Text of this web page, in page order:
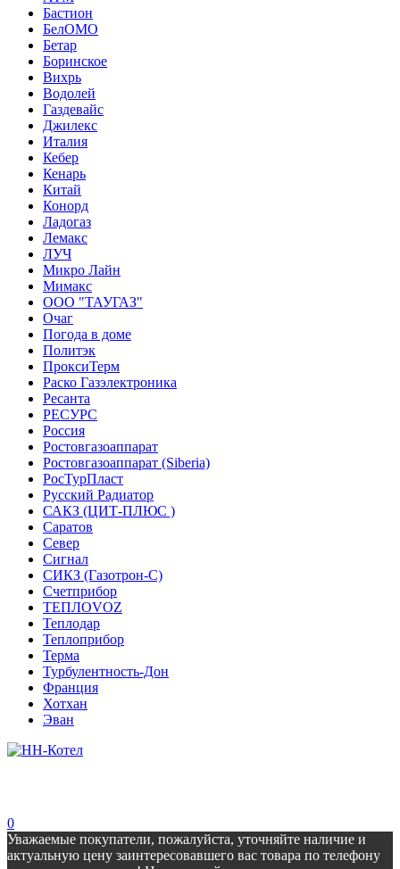
Бастион
БелОМО
Бетар
Боринское
Вихрь
Водолей
Газдевайс
Джилекс
Италия
Кебер
Кенарь
Китай
Конорд
Ладогаз
Лемакс
ЛУЧ
Микро Лайн
Мимакс
ООО "ТАУГАЗ"
Очаг
Погода в доме
Политэк
ПроксиТерм
Раско Газэлектроника
Ресанта
РЕСУРС
Россия
Ростовгазоаппарат
Ростовгазоаппарат (Siberia)
РосТурПласт
Русский Радиатор
САКЗ (ЦИТ-ПЛЮС )
Саратов
Север
Сигнал
СИКЗ (Газотрон-С)
Счетприбор
ТЕПЛОVOZ
Теплодар
Теплоприбор
Терма
Турбулентность-Дон
Франция
Хотхан
Эван
0
Уважаемые покупатели, пожалуйста, уточняйте наличие и
актуальную цену заинтересовавшего вас товара по телефону